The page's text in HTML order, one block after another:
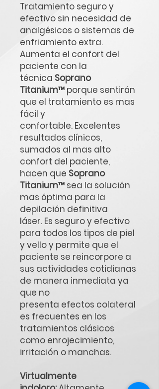
Tratamiento seguro y
efectivo sin necesidad de
analgésicos o sistemas de
enfriamiento extra.
Aumenta el confort del
paciente con la
técnica Soprano
Titanium™ porque sentirán
que el tratamiento es mas
fácil y
confortable. Excelentes
resultados clínicos,
sumados al mas alto
confort del paciente,
hacen que Soprano
Titanium™ sea la solución
mas óptima para la
depilación definitiva
láser. Es seguro y efectivo
para todos los tipos de piel
y vello y permite que el
paciente se reincorpore a
sus actividades cotidianas
de manera inmediata ya
que no
presenta efectos colateral
es frecuentes en los
tratamientos clásicos
como enrojecimiento,
irritación o manchas.
Virtualmente